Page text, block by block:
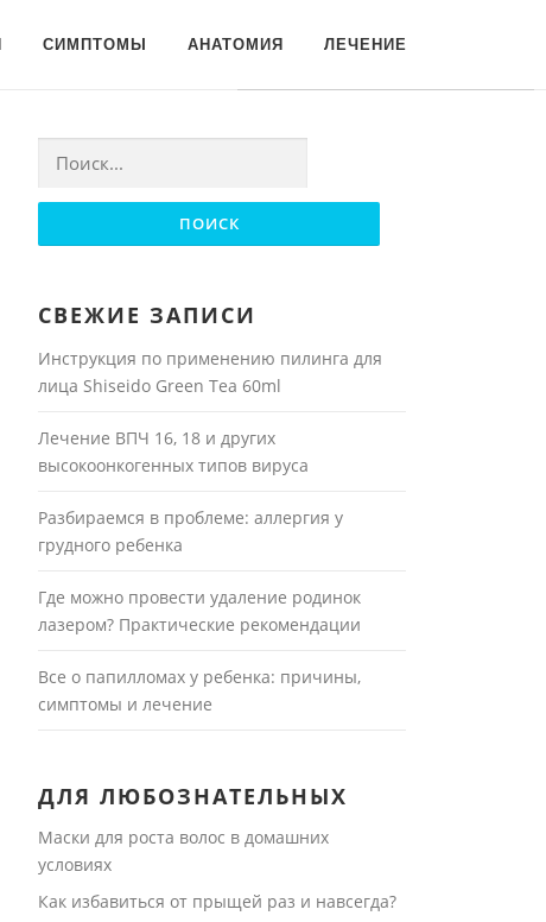
СИМПТОМЫ АНАТОМИЯ ЛЕЧЕНИЕ
Найти:
СВЕЖИЕ ЗАПИСИ
Инструкция по применению пилинга для
лица Shiseido Green Tea 60ml
Лечение ВПЧ 16, 18 и других
высокоонкогенных типов вируса
Разбираемся в проблеме: аллергия у
грудного ребенка
Где можно провести удаление родинок
лазером? Практические рекомендации
Все о папилломах у ребенка: причины,
симптомы и лечение
ДЛЯ ЛЮБОЗНАТЕЛЬНЫХ
Маски для роста волос в домашних
условиях
Как избавиться от прыщей раз и навсегда?
Для любых предложений по